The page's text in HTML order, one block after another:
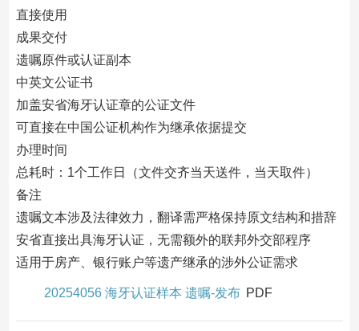
直接使用
成果交付
遗嘱原件或认证副本
中英文公证书
加盖安省海牙认证章的公证文件
可直接在中国公证机构作为继承依据提交
办理时间
总耗时：1个工作日（文件交齐当天送件，当天取件）
备注
遗嘱文本涉及法律效力，翻译需严格保持原文结构和措辞
安省直接出具海牙认证，无需额外的联邦外交部程序
适用于房产、银行账户等遗产继承的涉外公证需求
20254056 海牙认证样本 遗嘱-发布 PDF